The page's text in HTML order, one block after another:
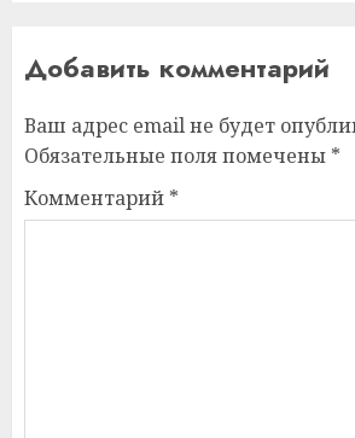
Добавить комментарий
Ваш адрес email не будет
Обязательные поля помечены *
Комментарий *